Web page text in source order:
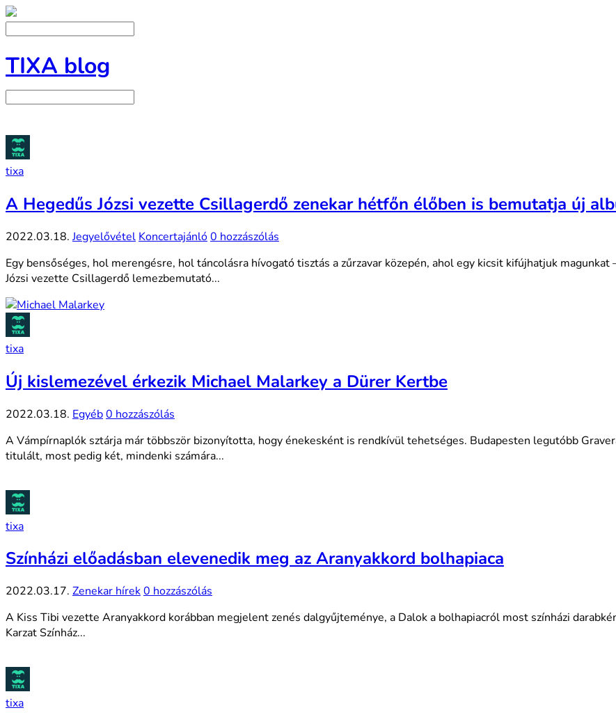
TIXA blog
tixa
A Hegedűs Józsi vezette Csillagerdő zenekar hétfőn élőben is bemutatja új
2022.03.18. Jegyelővétel Koncertajánló0 hozzászólás
Egy bensőséges, hol merengésre, hol táncolásra hívogató tisztás a zűrzavar közepén, ahol egy kicsit kifújhatjuk
Józsi vezette Csillagerdő lemezbemutató...
tixa
Új kislemezével érkezik Michael Malarkey a Dürer Kertbe
2022.03.18. Egyéb0 hozzászólás
A Vámpírnaplók sztárja már többször bizonyította, hogy énekesként is rendkívül tehetséges. Budapesten legutóbb
titulált, most pedig két, mindenki számára...
tixa
Színházi előadásban elevenedik meg az Aranyakkord bolhapiaca
2022.03.17. Zenekar hírek0 hozzászólás
A Kiss Tibi vezette Aranyakkord korábban megjelent zenés dalgyűjteménye, a Dalok a bolhapiacról most színházi
Karzat Színház...
tixa